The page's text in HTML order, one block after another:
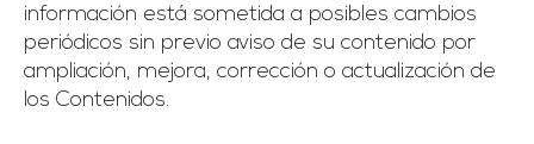
información está sometida a posibles cambios
periódicos sin previo aviso de su contenido por
ampliación, mejora, corrección o actualización de
los Contenidos.